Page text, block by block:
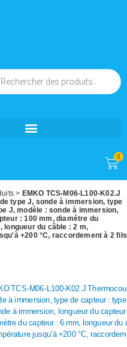
0
> EMKO TCS-M06-L100-K02.J
type J, sonde à immersion, type
J, modèle : sonde à immersion,
: 100 mm, diamètre du
longueur du câble : 2 m,
+200 °C, raccordement à 2 fils